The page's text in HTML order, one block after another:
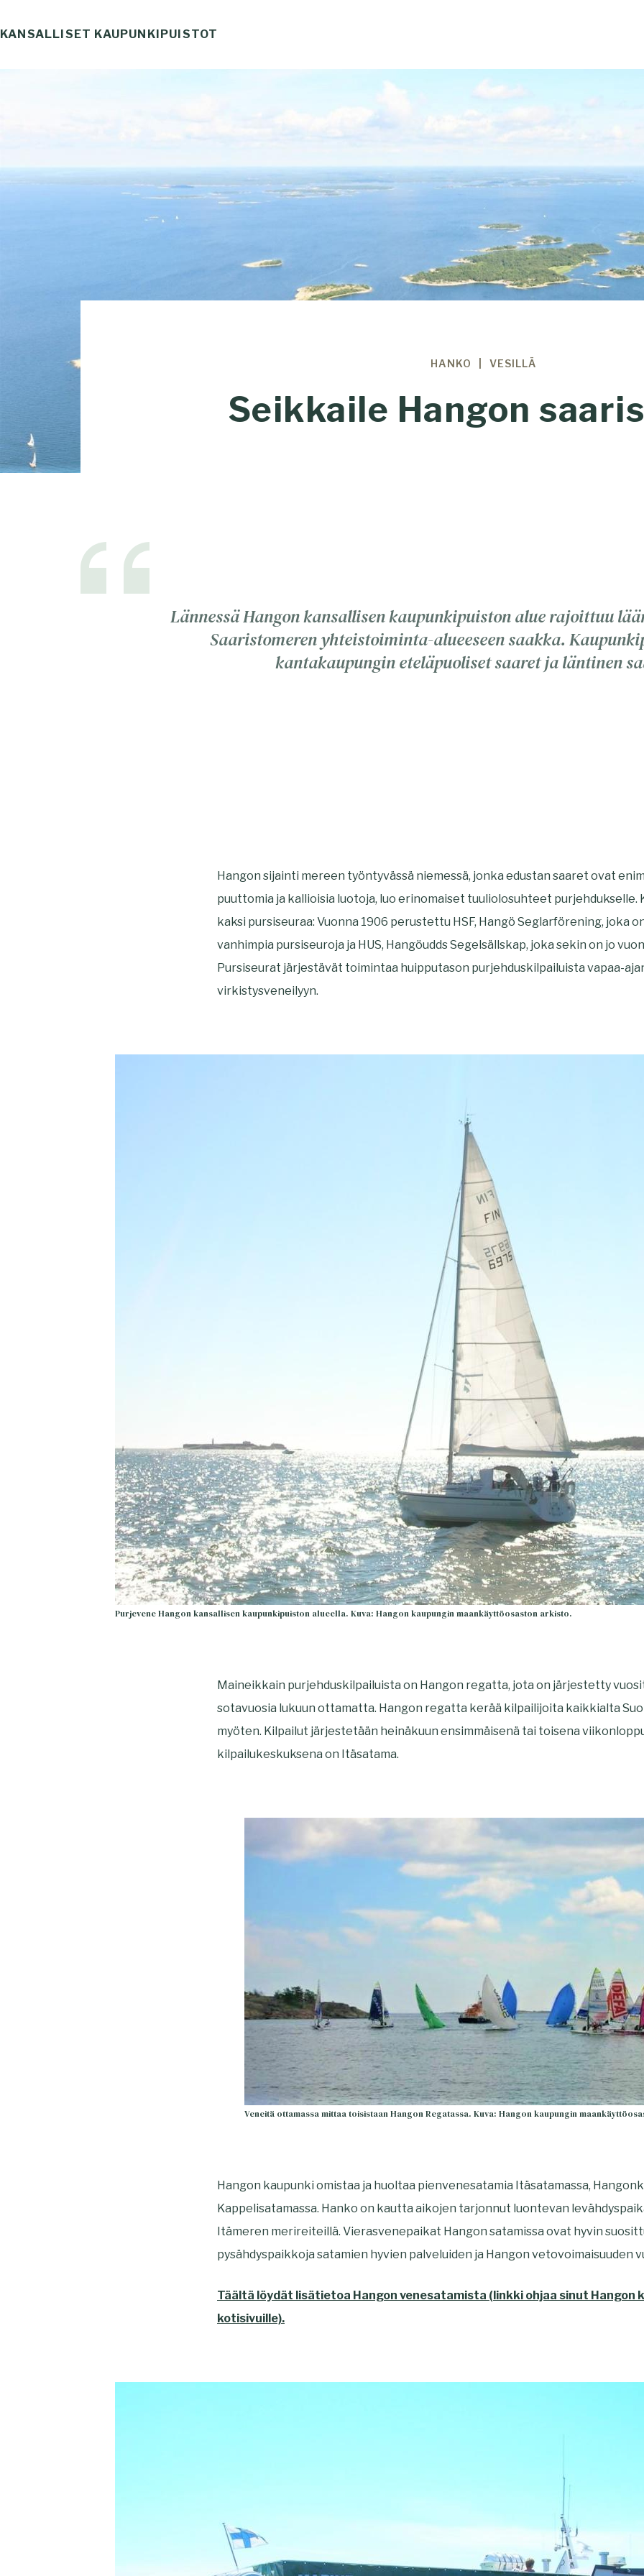
to
KANSALLISET KAUPUNKIPUISTOT
HANKO VESILLÄ
Seikkaile Hangon
Lännessä Hangon kansallisen kaupunkipuiston alue rajoittuu
Saaristomeren yhteistoiminta-alueeseen saakka.
kantakaupungin eteläpuoliset saaret ja läntinen
Hangon sijainti mereen työntyvässä niemessä, jonka edustan saaret ovat
puuttomia ja kallioisia luotoja, luo erinomaiset tuuliolosuhteet purjehdukselle.
kaksi pursiseuraa: Vuonna 1906 perustettu HSF, Hangö Seglarförening, joka
vanhimpia pursiseuroja ja HUS, Hangöudds Segelsällskap, joka sekin on jo
Pursiseurat järjestävät toimintaa huipputason purjehduskilpailuista vapaa-
virkistysveneilyyn.
Purjevene Hangon kansallisen kaupunkipuiston alueella. Kuva: Hangon kaupungin maankäyttöosaston arkisto.
Maineikkain purjehduskilpailuista on Hangon regatta, jota on järjestetty
sotavuosia lukuun ottamatta. Hangon regatta kerää kilpailijoita kaikkialta
myöten. Kilpailut järjestetään heinäkuun ensimmäisenä tai toisena
kilpailukeskuksena on Itäsatama.
Veneitä ottamassa mittaa toisistaan Hangon Regatassa. Kuva: Hangon kaupungin
Hangon kaupunki omistaa ja huoltaa pienvenesatamia Itäsatamassa,
Kappelisatamassa. Hanko on kautta aikojen tarjonnut luontevan
Itämeren merireiteillä. Vierasvenepaikat Hangon satamissa ovat hyvin
pysähdyspaikkoja satamien hyvien palveluiden ja Hangon vetovoimaisuuden
Täältä löydät lisätietoa Hangon venesatamista (linkki ohjaa sinut Hangon
kotisivuille).